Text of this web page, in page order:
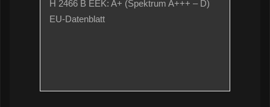
H 2466 B EEK: A+ (Spektrum A+++ – D)
EU-Datenblatt